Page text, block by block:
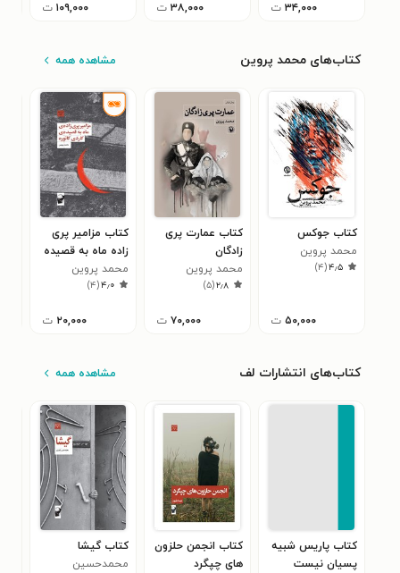
۳۴,۰۰۰ ت ۳۸,۰۰۰ ت ۱۰۹,۰۰۰ ت
کتاب‌های محمد پروین مشاهده همه
کتاب جوکس
محمد پروین
۴٫۵(۴)
۵۰,۰۰۰ ت
کتاب عمارت پری
زادگان
محمد پروین
۲٫۸(۵)
۷۰,۰۰۰ ت
کتاب مزامیر پری
زاده ماه به قصیده
کاردی کاتوره
محمد پروین
۴٫۰(۴)
۲۰,۰۰۰ ت
کتاب‌های انتشارات لف مشاهده همه
کتاب پاریس شبیه
پسیان نیست
کتاب انجمن حلزون
های چپگرد
کتاب گیشا
محمدحسین